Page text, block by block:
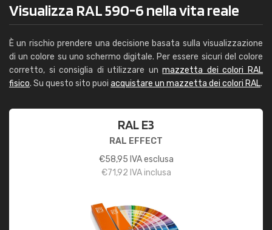
Visualizza RAL 590-6 nella vita reale
È un rischio prendere una decisione basata sulla visualizzazione
di un colore su uno schermo digitale. Per essere sicuri del colore
corretto, si consiglia di utilizzare unmazzetta dei colori RAL
fisico. Su questo sito puoi acquistare un mazzetta dei colori RAL.
RAL E3
RAL EFFECT
€58,95 IVA esclusa
€71,92 IVA inclusa